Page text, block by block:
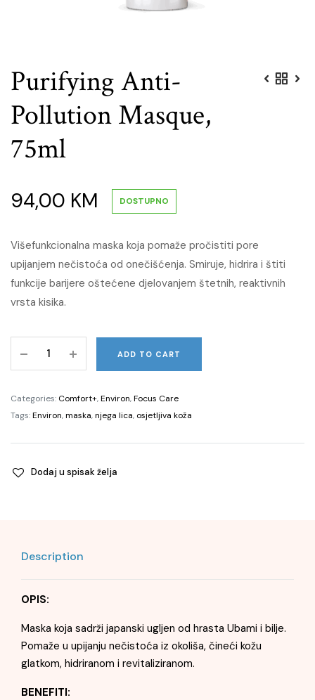
Purifying Anti-
Pollution Masque,
75ml
94,00 KM DOSTUPNO
Višefunkcionalna maska koja pomaže pročistiti pore
upijanjem nečistoća od onečišćenja. Smiruje, hidrira i štiti
funkcije barijere oštećene djelovanjem štetnih, reaktivnih
vrsta kisika.
Anti-
Masque,
75ml
ADD TO CART
Categories: Comfort+,Environ,Focus Care
Tags:Environ,maska,njega lica, osjetljiva koža
Dodaj u spisak želja
Description
OPIS:
Maska koja sadrži japanski ugljen od hrasta Ubami i bilje.
Pomaže u upijanju nečistoća iz okoliša, čineći kožu
glatkom, hidriranom i revitaliziranom.
BENEFITI: